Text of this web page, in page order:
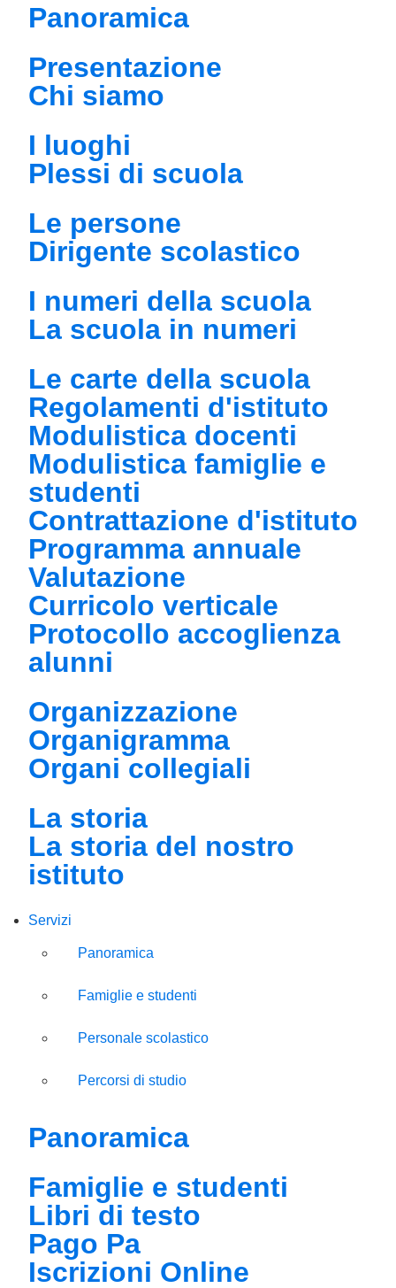
Panoramica
Presentazione
Chi siamo
I luoghi
Plessi di scuola
Le persone
Dirigente scolastico
I numeri della scuola
La scuola in numeri
Le carte della scuola
Regolamenti d'istituto
Modulistica docenti
Modulistica famiglie e
studenti
Contrattazione d'istituto
Programma annuale
Valutazione
Curricolo verticale
Protocollo accoglienza
alunni
Organizzazione
Organigramma
Organi collegiali
La storia
La storia del nostro
istituto
Servizi
Panoramica
Famiglie e studenti
Personale scolastico
Percorsi di studio
Panoramica
Famiglie e studenti
Libri di testo
Pago Pa
Iscrizioni Online